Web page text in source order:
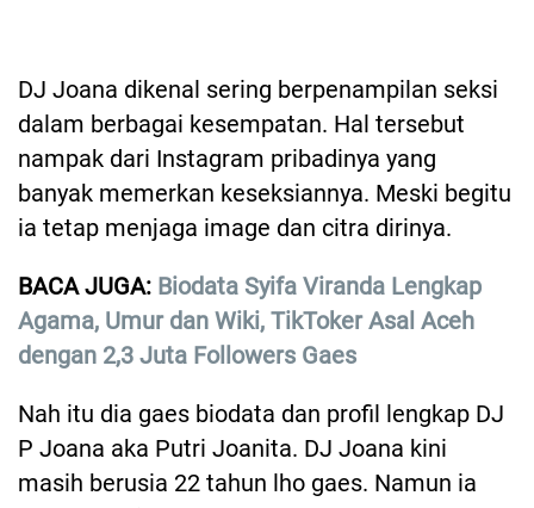
DJ Joana dikenal sering berpenampilan seksi
dalam berbagai kesempatan. Hal tersebut
nampak dari Instagram pribadinya yang
banyak memerkan keseksiannya. Meski begitu
ia tetap menjaga image dan citra dirinya.
BACA JUGA: Biodata Syifa Viranda Lengkap
Agama, Umur dan Wiki, TikToker Asal Aceh
dengan 2,3 Juta Followers Gaes
Nah itu dia gaes biodata dan profil lengkap DJ
P Joana aka Putri Joanita. DJ Joana kini
masih berusia 22 tahun lho gaes. Namun ia